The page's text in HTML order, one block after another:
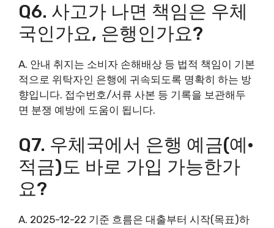
Q6. 사고가 나면 책임은 우체
국인가요, 은행인가요?
A. 안내 취지는 소비자 손해배상 등 법적 책임이 기본
적으로 위탁자인 은행에 귀속되도록 명확히 하는 방
향입니다. 접수번호/서류 사본 등 기록을 보관해두
면 분쟁 예방에 도움이 됩니다.
Q7. 우체국에서 은행 예금(예·
적금)도 바로 가입 가능한가
요?
A. 2025-12-22 기준 흐름은 대출부터 시작(목표)하